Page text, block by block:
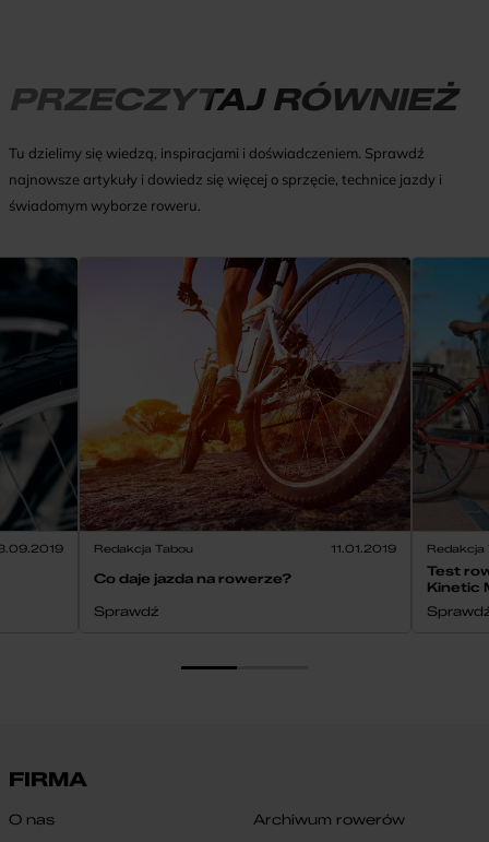
PRZECZYTAJ RÓWNIEŻ
Tu dzielimy się wiedzą, inspiracjami i doświadczeniem. Sprawdź
najnowsze artykuły i dowiedz się więcej o sprzęcie, technice jazdy i
świadomym wyborze roweru.
Redakcja Tabou 11.01.2019
Co daje jazda na rowerze?
Sprawdź
Redakcja
Test
Kinetic
FIRMA
O nas
Archiwum rowerów